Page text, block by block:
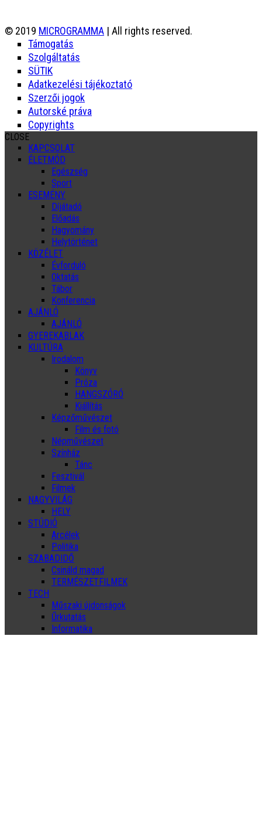
© 2019 MICROGRAMMA | All rights reserved.
Támogatás
Szolgáltatás
SÜTIK
Adatkezelési tájékoztató
Szerzői jogok
Autorské práva
Copyrights
CLOSE
KAPCSOLAT
ÉLETMÓD
Egészség
Sport
ESEMÉNY
Díjátadó
Előadás
Hagyomány
Helytörténet
KÖZÉLET
Évforduló
Oktatás
Tábor
Konferencia
AJÁNLÓ
AJÁNLÓ
GYEREKABLAK
KULTÚRA
Irodalom
Könyv
Próza
HANGSZÓRÓ
Kiállítás
Képzőművészet
Film és fotó
Népművészet
Színház
Tánc
Fesztivál
Filmek
NAGYVILÁG
HELY
STÚDIÓ
Arcélek
Politika
SZABADIDŐ
Csináld magad
TERMÉSZETFILMEK
TECH
Műszaki újdonságok
Űrkutatás
Informatika